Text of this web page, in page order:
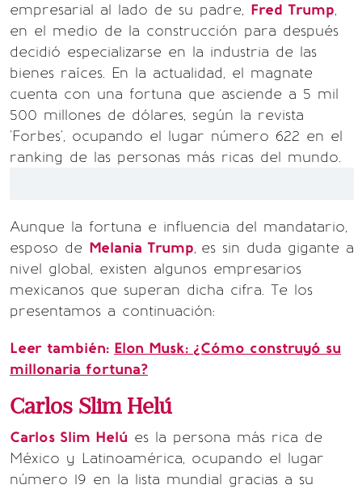
empresarial al lado de su padre, Fred Trump,
en el medio de la construcción para después
decidió especializarse en la industria de las
bienes raíces. En la actualidad, el magnate
cuenta con una fortuna que asciende a 5 mil
500 millones de dólares, según la revista
'Forbes', ocupando el lugar número 622 en el
ranking de las personas más ricas del mundo.
Aunque la fortuna e influencia del mandatario,
esposo de Melania Trump, es sin duda gigante a
nivel global, existen algunos empresarios
mexicanos que superan dicha cifra. Te los
presentamos a continuación:
Leer también: Elon Musk: ¿Cómo construyó su
millonaria fortuna?
Carlos Slim Helú
Carlos Slim Helú es la persona más rica de
México y Latinoamérica, ocupando el lugar
número 19 en la lista mundial gracias a su